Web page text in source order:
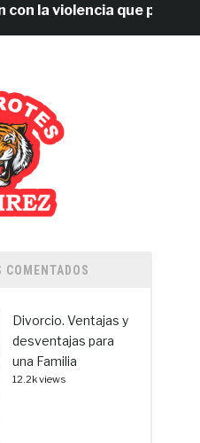
violencia que persiste en
COMENTADOS
Divorcio. Ventajas y
desventajas para
una Familia
12.2k views